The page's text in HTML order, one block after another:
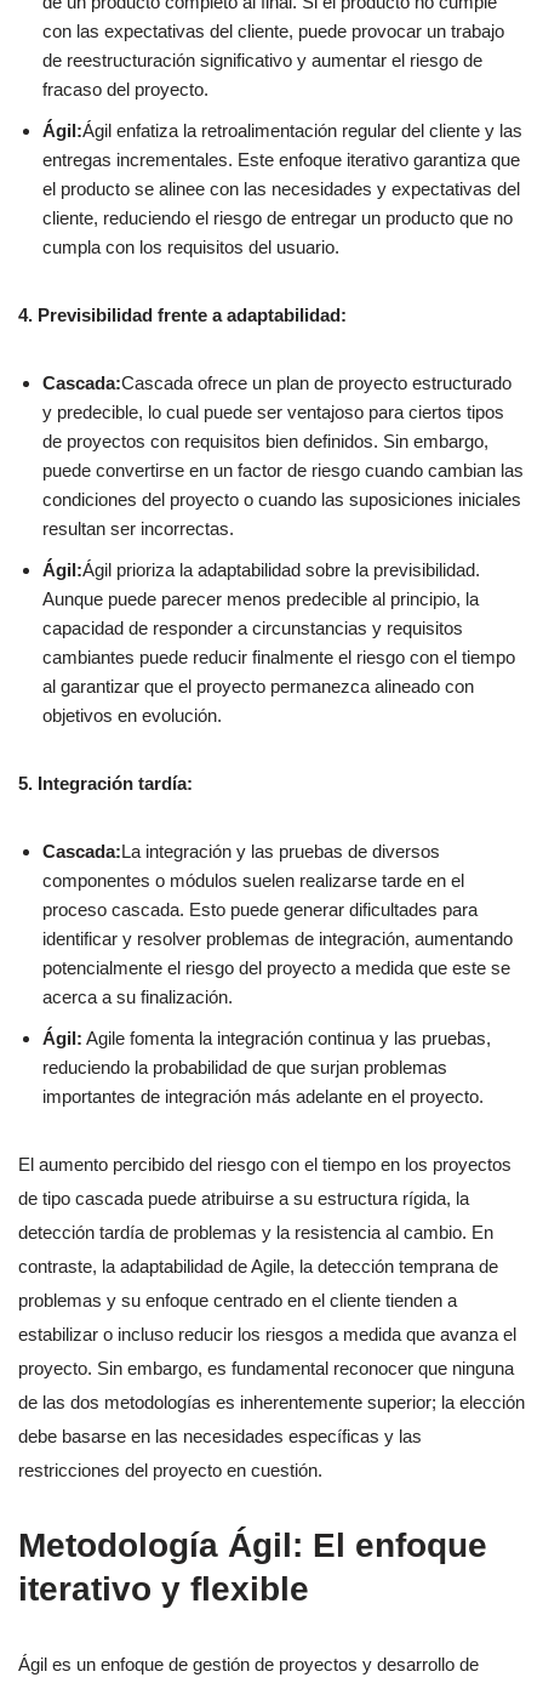
con las expectativas del cliente, puede provocar un trabajo
de reestructuración significativo y aumentar el riesgo de
fracaso del proyecto.
Ágil:Ágil enfatiza la retroalimentación regular del cliente y las
entregas incrementales. Este enfoque iterativo garantiza que
el producto se alinee con las necesidades y expectativas del
cliente, reduciendo el riesgo de entregar un producto que no
cumpla con los requisitos del usuario.
4. Previsibilidad frente a adaptabilidad:
Cascada:Cascada ofrece un plan de proyecto estructurado
y predecible, lo cual puede ser ventajoso para ciertos tipos
de proyectos con requisitos bien definidos. Sin embargo,
puede convertirse en un factor de riesgo cuando cambian las
condiciones del proyecto o cuando las suposiciones iniciales
resultan ser incorrectas.
Ágil:Ágil prioriza la adaptabilidad sobre la previsibilidad.
Aunque puede parecer menos predecible al principio, la
capacidad de responder a circunstancias y requisitos
cambiantes puede reducir finalmente el riesgo con el tiempo
al garantizar que el proyecto permanezca alineado con
objetivos en evolución.
5. Integración tardía:
Cascada:La integración y las pruebas de diversos
componentes o módulos suelen realizarse tarde en el
proceso cascada. Esto puede generar dificultades para
identificar y resolver problemas de integración, aumentando
potencialmente el riesgo del proyecto a medida que este se
acerca a su finalización.
Ágil: Agile fomenta la integración continua y las pruebas,
reduciendo la probabilidad de que surjan problemas
importantes de integración más adelante en el proyecto.
El aumento percibido del riesgo con el tiempo en los proyectos
de tipo cascada puede atribuirse a su estructura rígida, la
detección tardía de problemas y la resistencia al cambio. En
contraste, la adaptabilidad de Agile, la detección temprana de
problemas y su enfoque centrado en el cliente tienden a
estabilizar o incluso reducir los riesgos a medida que avanza el
proyecto. Sin embargo, es fundamental reconocer que ninguna
de las dos metodologías es inherentemente superior; la elección
debe basarse en las necesidades específicas y las
restricciones del proyecto en cuestión.
Metodología Ágil: El enfoque
iterativo y flexible
Ágil es un enfoque de gestión de proyectos y desarrollo de